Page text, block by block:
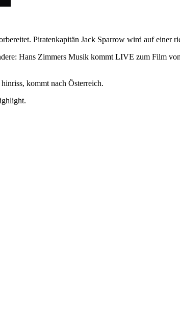
Piratenkapitän Jack Sparrow wird auf einer
Hans Zimmers Musik kommt LIVE zum Film
kommt nach Österreich.